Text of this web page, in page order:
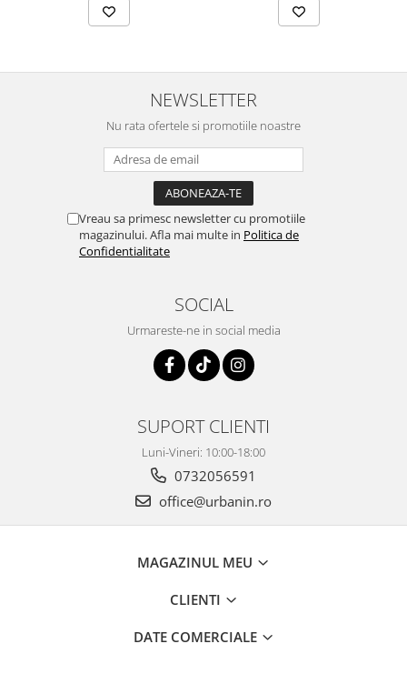
NEWSLETTER
Nu rata ofertele si promotiile noastre
Vreau sa primesc newsletter cu promotiile
magazinului. Afla mai multe in Politica de
Confidentialitate
SOCIAL
Urmareste-ne in social media
SUPORT CLIENTI
Luni-Vineri: 10:00-18:00
0732056591
office@urbanin.ro
MAGAZINUL MEU
CLIENTI
DATE COMERCIALE